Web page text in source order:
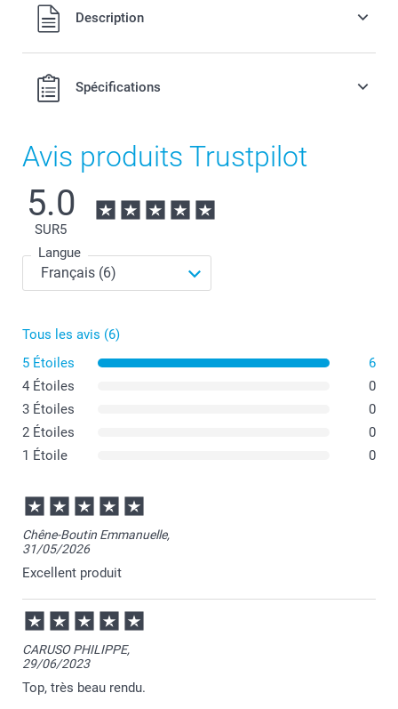
Tous les prix sont en EURO (€), TVA incluse et hors frais de
port.
Description
Spécifications
Avis produits Trustpilot
5.0
SUR5
Langue
Tous les avis (6)
5 Étoiles
6
4 Étoiles
0
3 Étoiles
0
2 Étoiles
0
1 Étoile
0
Chêne-Boutin Emmanuelle,
31/05/2026
Excellent produit
CARUSO PHILIPPE,
29/06/2023
Top, très beau rendu.